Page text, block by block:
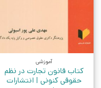
آموزشی
کتاب قانون تجارت در نظم
حقوقی کنونی | انتشارات